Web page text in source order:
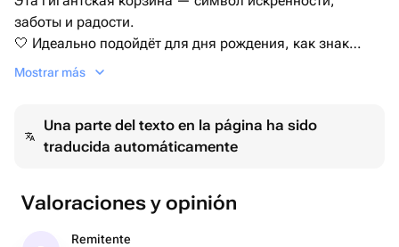
заботы и радости.
🤍 Идеально подойдёт для дня рождения, как знак
благодарности или просто чтобы порадовать
🎀 Открытка с пожеланием — по желанию.
Mostrar más
Una parte del texto en la página ha sido
traducida automáticamente
Valoraciones y opinión
Remitente